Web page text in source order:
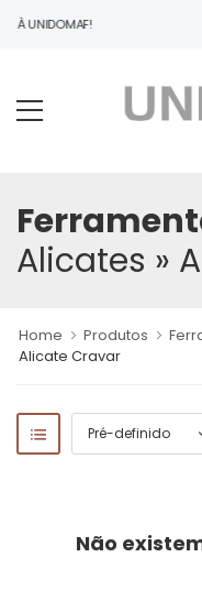
À UNIDOMAF!
Alicates »
Home Produtos
Alicate Cravar
Não